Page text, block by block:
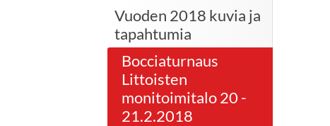
Vuoden 2018 kuvia ja
tapahtumia
Bocciaturnaus
Littoisten
monitoimitalo 20 -
21.2.2018